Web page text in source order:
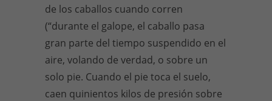
de los caballos cuando corren
(“durante el galope, el caballo pasa
gran parte del tiempo suspendido en el
aire, volando de verdad, o sobre un
solo pie. Cuando el pie toca el suelo,
caen quinientos kilos de presión sobre